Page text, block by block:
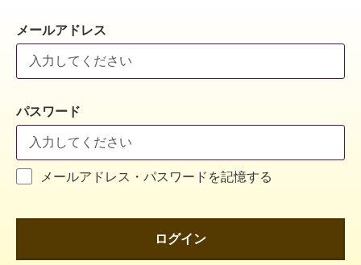
メールアドレス
パスワード
メールアドレス・パスワードを記憶する
ログイン